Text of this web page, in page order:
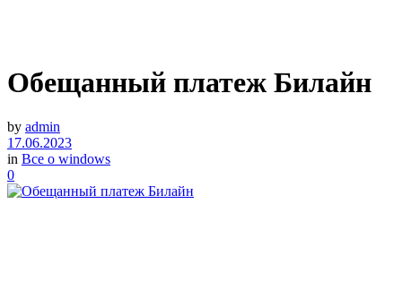
Обещанный платеж Билайн
by admin
17.06.2023
in Все о windows
0